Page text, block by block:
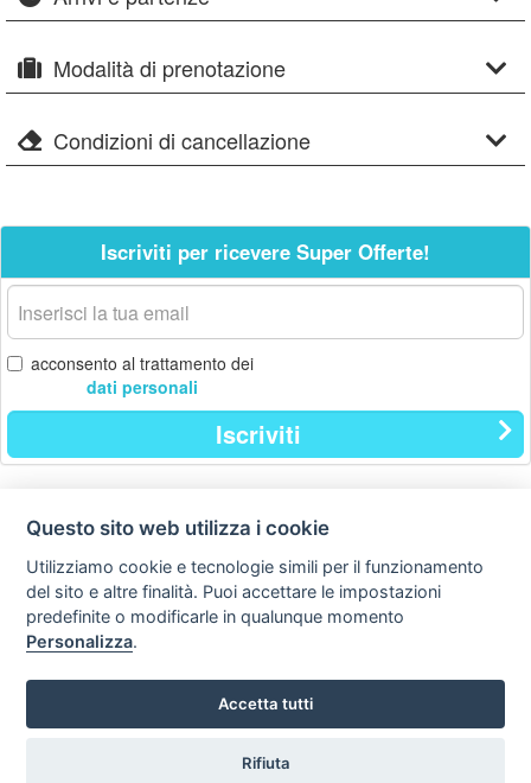
Modalità di prenotazione
Condizioni di cancellazione
Iscriviti per ricevere Super Offerte!
La
tua
email
acconsento al trattamento dei
dati personali
Iscriviti
Contatti
Privacy
Preferenze cookie
Hello Vacanze S.r.L.
Partita IVA / Codice Fiscale 02257690442
Questo sito web utilizza i cookie
Utilizziamo cookie e tecnologie simili per il funzionamento
del sito e altre finalità. Puoi accettare le impostazioni
predefinite o modificarle in qualunque momento
Personalizza.
Accetta tutti
Rifiuta